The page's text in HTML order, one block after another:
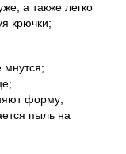
а также легко
крючки;
мнутся;
форму;
пыль на